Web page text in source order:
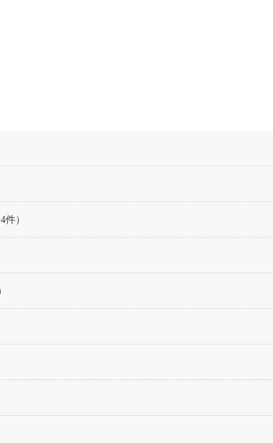
4件）